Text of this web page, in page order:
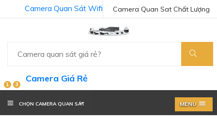
Camera Quan Sat Chất Lượng
Camera Quan Sát Wifi
1 3
Camera Giá Rẻ
CHỌN CAMERA QUAN SÁT MENU